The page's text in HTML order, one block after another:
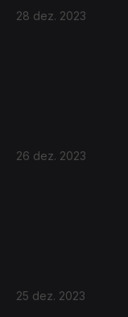
28 dez. 2023
26 dez. 2023
25 dez. 2023